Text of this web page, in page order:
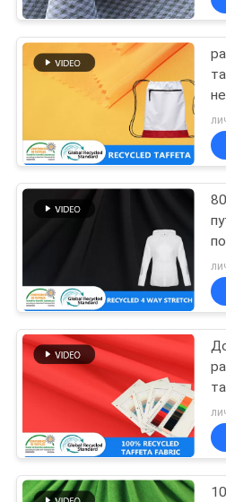
КАРТА
САЙТА
PRIVACY
POLICY